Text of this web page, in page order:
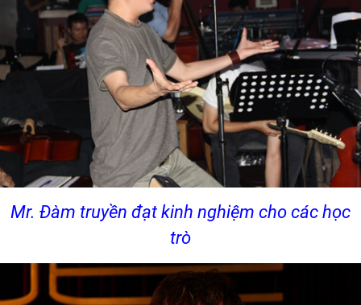
Mr. Đàm truyền đạt kinh nghiệm cho các học
trò